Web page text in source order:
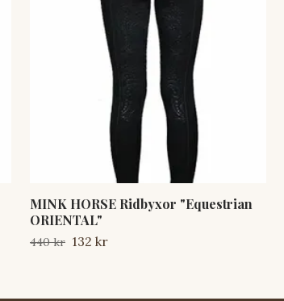
MINK HORSE Ridbyxor "Equestrian
ORIENTAL"
440 kr 132 kr